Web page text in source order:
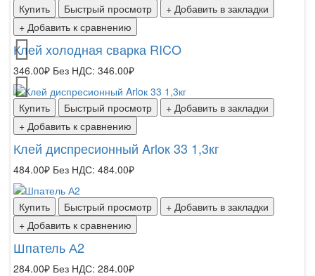
Купить Быстрый просмотр
+ Добавить в закладки
+ Добавить к сравнению
Клей холодная сварка RICO
346.00₽ Без НДС: 346.00₽
Купить Быстрый просмотр
+ Добавить в закладки
+ Добавить к сравнению
Клей диспресионный Arloк 33 1,3кг
484.00₽ Без НДС: 484.00₽
Купить Быстрый просмотр
+ Добавить в закладки
+ Добавить к сравнению
Шпатель А2
284.00₽ Без НДС: 284.00₽